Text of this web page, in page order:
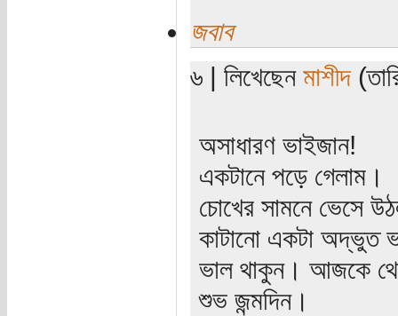
জবাব
৬ | লিখেছেন মাশীদ
অসাধারণ ভাইজান!
একটানে পড়ে গেলাম।
চোখের সামনে ভেসে
কাটানো একটা অদ্ভুত
ভাল থাকুন। আজকে
শুভ জন্মদিন।